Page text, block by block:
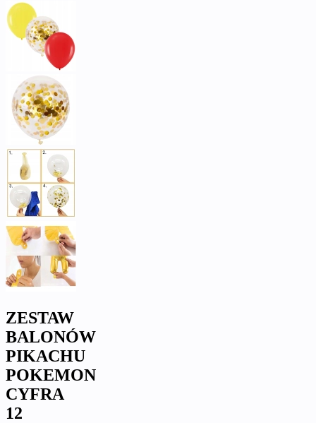
ZESTAW
BALONÓW
PIKACHU
POKEMON
CYFRA
12